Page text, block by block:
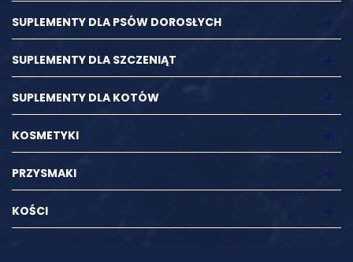
SUPLEMENTY DLA PSÓW DOROSŁYCH
SUPLEMENTY DLA SZCZENIĄT
SUPLEMENTY DLA KOTÓW
KOSMETYKI
PRZYSMAKI
KOŚCI